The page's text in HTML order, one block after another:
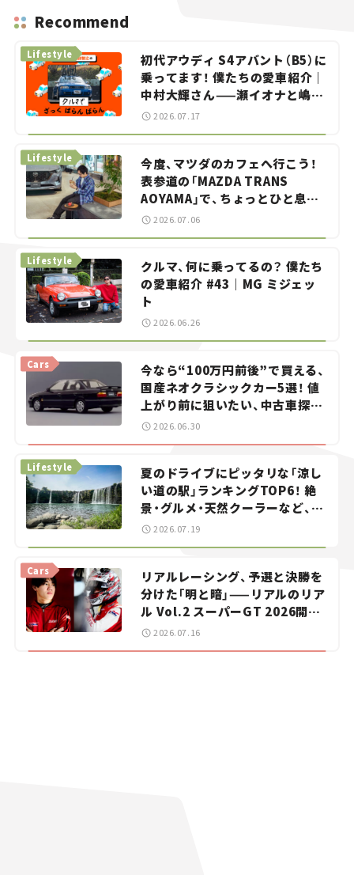
Recommend
初代アウディ S4アバント（B5）に
乗ってます！ 僕たちの愛車紹介｜
中村大輝さん——瀬イオナと嶋田
智之の「クルマでざっくばらんば
Lifestyle
2026.07.17
今度、マツダのカフェへ行こう！
表参道の「MAZDA TRANS
AOYAMA」で、ちょっとひと息。
——連載｜CCGとクルマでどうす
Lifestyle
2026.07.06
クルマ、何に乗ってるの？ 僕たち
の愛車紹介 #43｜MG ミジェッ
ト
Lifestyle
2026.06.26
今なら“100万円前後”で買える、
国産ネオクラシックカー5選！ 値
上がり前に狙いたい、中古車探し
をお手伝い――ちょっとイケてるマ
Cars
2026.06.30
夏のドライブにピッタリな「涼し
い道の駅」ランキングTOP6！ 絶
景・グルメ・天然クーラーなど、避
暑におすすめのスポットを紹介
Lifestyle
2026.07.19
リアルレーシング、予選と決勝を
分けた「明と暗」——リアルのリア
ル Vol.2 スーパーGT 2026開幕
戦 岡山国際サーキット
Cars
2026.07.16